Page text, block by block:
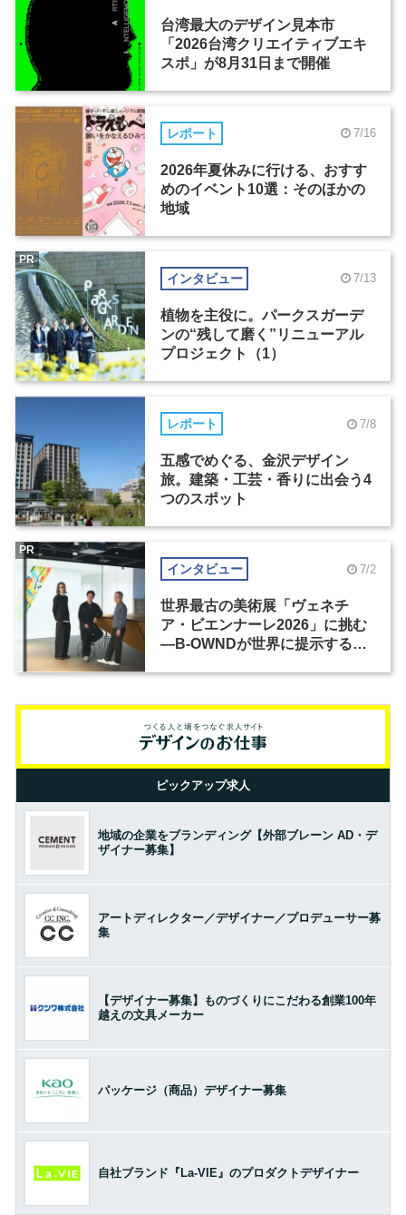
台湾最大のデザイン見本市
「2026台湾クリエイティブエキ
スポ」が8月31日まで開催
レポート 7/16
2026年夏休みに行ける、おすす
めのイベント10選：そのほかの
地域
インタビュー 7/13
植物を主役に。パークスガーデ
ンの“残して磨く”リニューアル
プロジェクト（1）
PR
レポート 7/8
五感でめぐる、金沢デザイン
旅。建築・工芸・香りに出会う4
つのスポット
インタビュー 7/2
世界最古の美術展「ヴェネチ
ア・ビエンナーレ2026」に挑む
―B-OWNDが世界に提示する美
PR
ピックアップ求人
地域の企業をブランディング【外部ブレーン AD・デ
ザイナー募集】
アートディレクター／デザイナー／プロデューサー募
集
【デザイナー募集】ものづくりにこだわる創業100年
越えの文具メーカー
パッケージ（商品）デザイナー募集
自社ブランド『La-VIE』のプロダクトデザイナー